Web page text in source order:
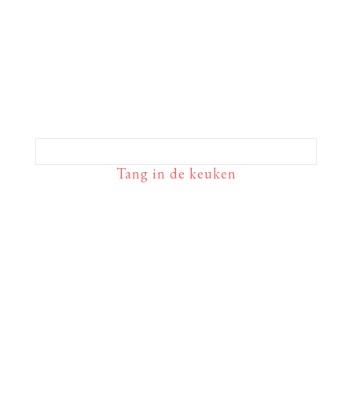
Tang in de keuken